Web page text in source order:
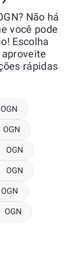
Não há
você pode
Escolha
rápidas
OGN
OGN
OGN
OGN
OGN
OGN